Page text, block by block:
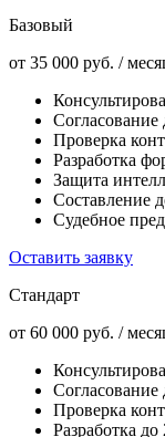
Базовый
от 35 000 руб. /
Согласование
Проверка
Разработка
Защита
Составление
Судебное
Оставить заявку
Стандарт
от 60 000 руб. /
Согласование
Проверка
Разработка